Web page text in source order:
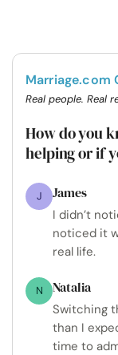
Marriage.com
Real people. Real
How do you
helping or if
J James
I didn’t
noticed it
real life.
N Natalia
Switching
than I
time to